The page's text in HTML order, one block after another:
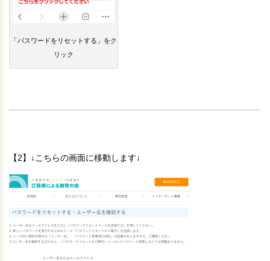
「パスワードをリセットする」をク
リック
【2】↓こちらの画面に移動します↓